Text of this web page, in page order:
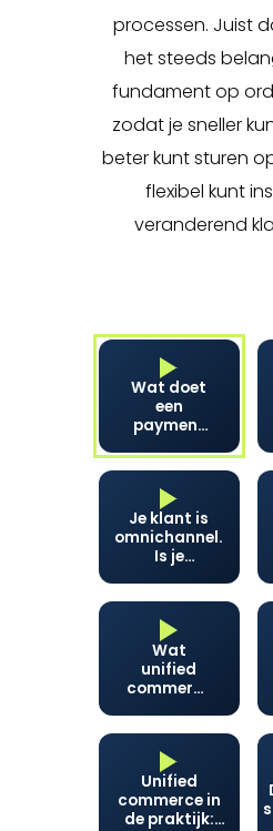
processen. Juist
het steeds
fundament op
zodat je sneller
beter kunt sturen
flexibel kunt
veranderend
Wat doet
een
payment
provider
Je klant is
omnichannel.
Is je
Wat
unified
commerce
en rust
Unified
commerce in
de praktijk: